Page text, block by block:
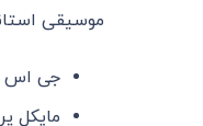
موسیقی استاندارد باروک به
جی اس
مایکل